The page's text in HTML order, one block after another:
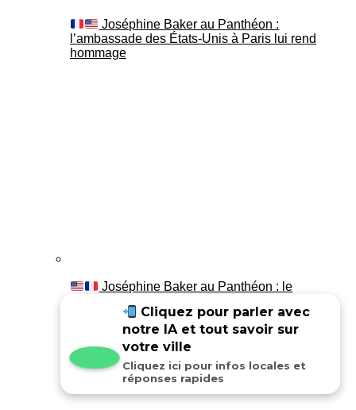
Joséphine Baker au Panthéon :
l’ambassade des États-Unis à Paris lui rend
hommage
Joséphine Baker au Panthéon : le
Cliquez pour parler avec
notre IA et tout savoir sur
votre ville
Cliquez ici pour infos locales et
réponses rapides